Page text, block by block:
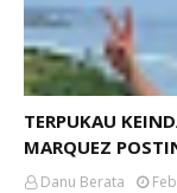
TERPUKAU
MARQUEZ
Danu Berata